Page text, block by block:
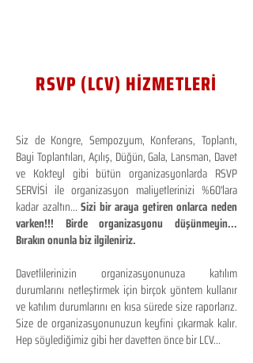
RSVP (LCV) HİZMETLERİ
Siz de Kongre, Sempozyum, Konferans, Toplantı,
Bayi Toplantıları, Açılış, Düğün, Gala, Lansman, Davet
ve Kokteyl gibi bütün organizasyonlarda RSVP
SERVİSİ ile organizasyon maliyetlerinizi %60'lara
kadar azaltın...Sizi bir araya getiren onlarca neden
varken!!! Birde organizasyonu düşünmeyin...
Bırakın onunla biz ilgileniriz.
Davetlilerinizin organizasyonunuza katılım
durumlarını netleştirmek için birçok yöntem kullanır
ve katılım durumlarını en kısa sürede size raporlarız.
Size de organizasyonunuzun keyfini çıkarmak kalır.
Hep söylediğimiz gibi her davetten önce bir LCV...